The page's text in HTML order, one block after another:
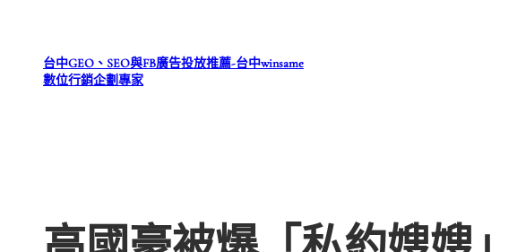
台中GEO、SEO與FB廣告投放推薦-台中winsame
數位行銷企劃專家